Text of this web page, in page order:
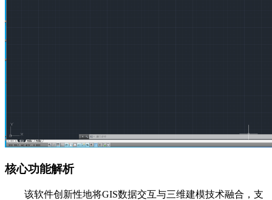
核心功能解析
该软件创新性地将GIS数据交互与三维建模技术融合，支